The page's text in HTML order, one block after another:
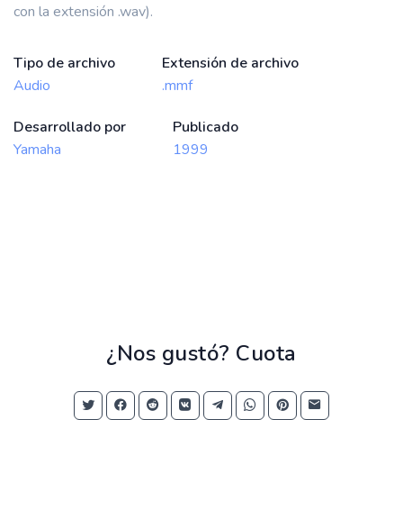
con la extensión .wav).
Tipo de archivo
Audio
Extensión de archivo
.mmf
Desarrollado por
Yamaha
Publicado
1999
¿Nos gustó? Cuota